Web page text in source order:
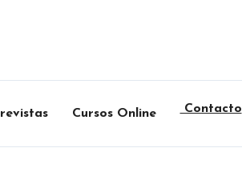
Cursos Online Contacto